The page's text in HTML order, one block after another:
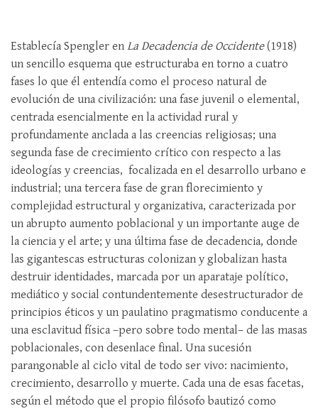
Establecía Spengler en La Decadencia de Occidente(1918)
un sencillo esquema que estructuraba en torno a cuatro
fases lo que él entendía como el proceso natural de
evolución de una civilización: una fase juvenil o elemental,
centrada esencialmente en la actividad rural y
profundamente anclada a las creencias religiosas; una
segunda fase de crecimiento crítico con respecto a las
ideologías y creencias, focalizada en el desarrollo urbano e
industrial; una tercera fase de gran florecimiento y
complejidad estructural y organizativa, caracterizada por
un abrupto aumento poblacional y un importante auge de
la ciencia y el arte; y una última fase de decadencia, donde
las gigantescas estructuras colonizan y globalizan hasta
destruir identidades, marcada por un aparataje político,
mediático y social contundentemente desestructurador de
principios éticos y un paulatino pragmatismo conducente a
una esclavitud física –pero sobre todo mental– de las masas
poblacionales, con desenlace final. Una sucesión
parangonable al ciclo vital de todo ser vivo: nacimiento,
crecimiento, desarrollo y muerte. Cada una de esas facetas,
según el método que el propio filósofo bautizó como